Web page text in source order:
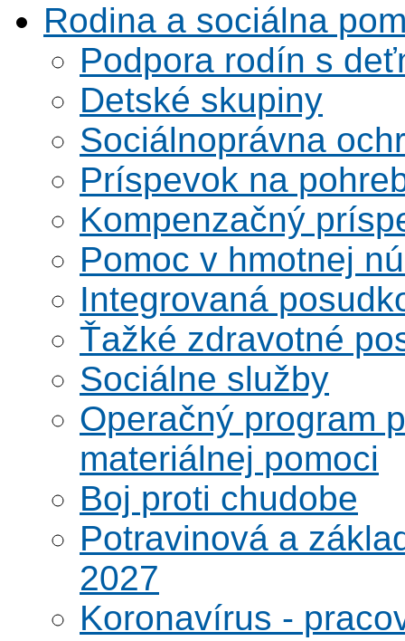
Rodina a sociálna
Podpora rodín s
Detské skupiny
Sociálnoprávna
Príspevok na
Kompenzačný
Pomoc v hmotnej
Integrovaná
Ťažké zdravotné
Sociálne služby
Operačný program
materiálnej pomoci
Boj proti chudobe
Potravinová a
2027
Koronavírus -